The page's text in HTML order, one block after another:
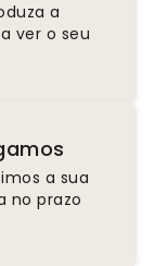
a
ver o seu
a sua
no prazo